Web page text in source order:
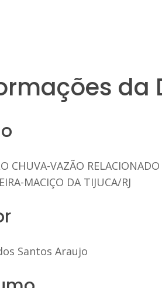
da
CHUVA-VAZÃO
MACIÇO DA TIJUCA/RJ
Santos Araujo